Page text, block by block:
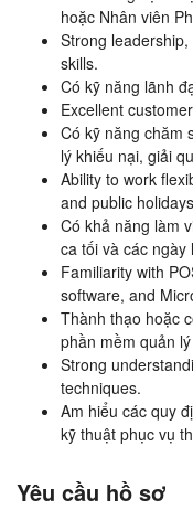
hoặc Nhân viên
Strong
skills.
Có kỹ năng lãnh
Excellent
Có kỹ năng chăm
lý khiếu nại, giải
Ability to work
and public
Có khả năng làm
ca tối và các ngày
Familiarity with
software, and
Thành thạo hoặc
phần mềm quản
Strong
techniques.
Am hiểu các quy
kỹ thuật phục vụ
Yêu cầu hồ sơ